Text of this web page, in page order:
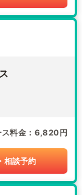
ス料金 6,820円
相談予約